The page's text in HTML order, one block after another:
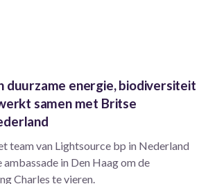
duurzame energie, biodiversiteit
samen met Britse
team van Lightsource bp in Nederland
in Den Haag om de
Charles te vieren.